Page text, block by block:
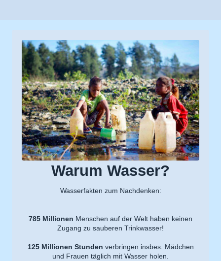
Warum Wasser?
Wasserfakten zum Nachdenken:
785 Millionen Menschen auf der Welt haben keinen
Zugang zu sauberen Trinkwasser!
125 Millionen Stunden verbringen insbes. Mädchen
und Frauen täglich mit Wasser holen.